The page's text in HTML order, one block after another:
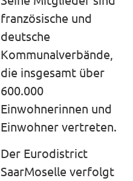
französische und
deutsche
Kommunalverbände,
die insgesamt über
600.000
Einwohnerinnen und
Einwohner vertreten.
Der Eurodistrict
SaarMoselle verfolgt